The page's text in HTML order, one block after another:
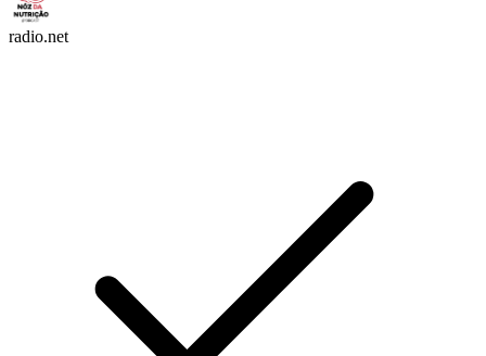
radio.net